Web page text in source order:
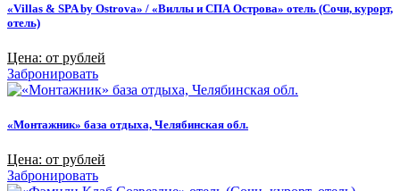
«Villas & SPA by Ostrova» / «Виллы и СПА Острова» отель (Сочи, курорт,
отель)
Цена: от рублей
Забронировать
«Монтажник» база отдыха, Челябинская обл.
Цена: от рублей
Забронировать